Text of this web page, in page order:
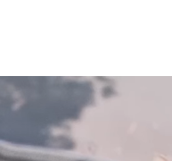
Perspektiven